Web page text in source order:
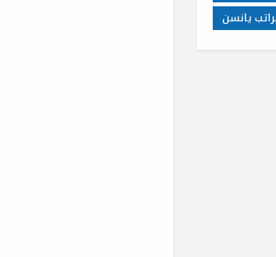
يانسن